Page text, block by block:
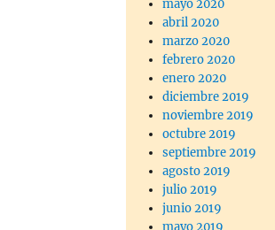
mayo 2020
abril 2020
marzo 2020
febrero 2020
enero 2020
diciembre 2019
noviembre 2019
octubre 2019
septiembre 2019
agosto 2019
julio 2019
junio 2019
mayo 2019